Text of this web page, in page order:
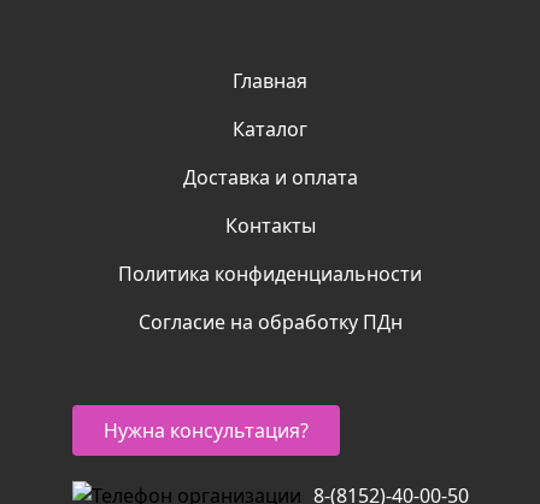
Главная
Каталог
Доставка и оплата
Контакты
Политика конфиденциальности
Согласие на обработку ПДн
Нужна консультация?
8-(8152)-40-00-50